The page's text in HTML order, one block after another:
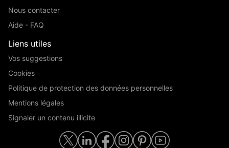
Nous contacter
Aide - FAQ
Liens utiles
Vos suggestions
Cookies
Politique de protection des données personnelles
Mentions légales
Signaler un contenu illicite